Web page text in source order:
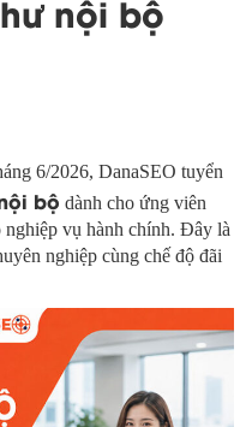
nội bộ
6/2026, DanaSEO tuyển
bộ dành cho ứng viên
nghiệp vụ hành chính. Đây là
nghiệp cùng chế độ đãi